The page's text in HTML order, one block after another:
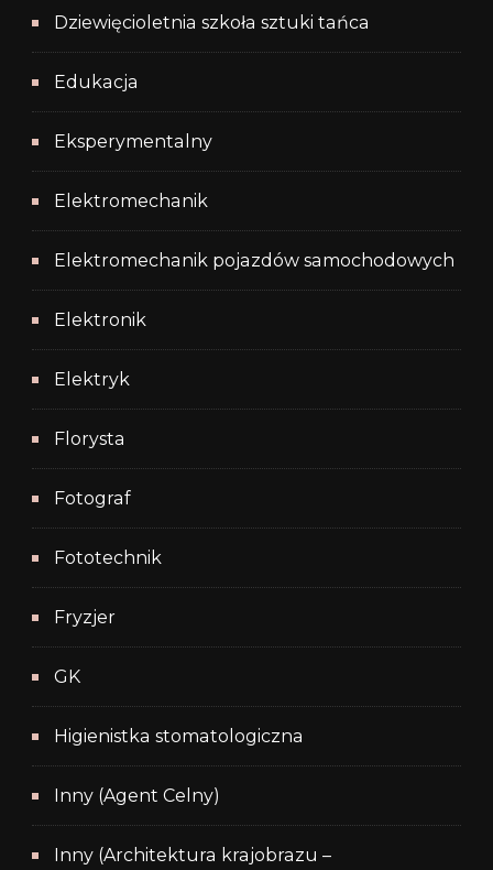
Dziewięcioletnia szkoła sztuki tańca
Edukacja
Eksperymentalny
Elektromechanik
Elektromechanik pojazdów samochodowych
Elektronik
Elektryk
Florysta
Fotograf
Fototechnik
Fryzjer
GK
Higienistka stomatologiczna
Inny (Agent Celny)
Inny (Architektura krajobrazu –